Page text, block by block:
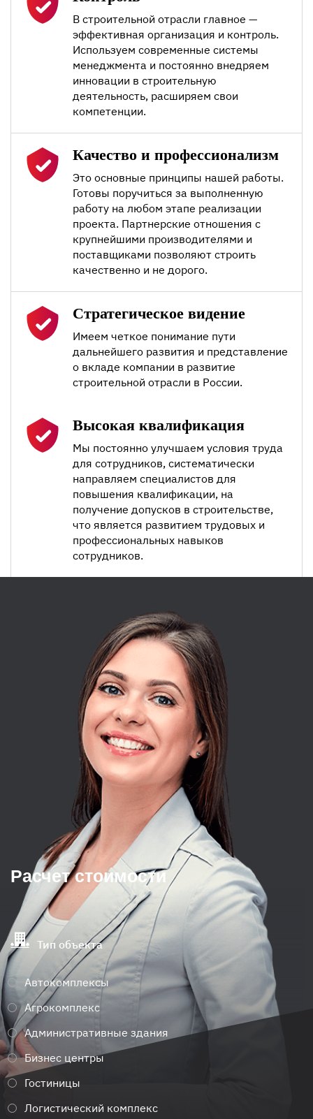
В строительной отрасли главное —
эффективная организация и контроль.
Используем современные системы
менеджмента и постоянно внедряем
инновации в строительную
деятельность, расширяем свои
компетенции.
Качество и профессионализм
Это основные принципы нашей работы.
Готовы поручиться за выполненную
работу на любом этапе реализации
проекта. Партнерские отношения с
крупнейшими производителями и
поставщиками позволяют строить
качественно и не дорого.
Стратегическое видение
Имеем четкое понимание пути
дальнейшего развития и представление
о вкладе компании в развитие
строительной отрасли в России.
Высокая квалификация
Мы постоянно улучшаем условия труда
для сотрудников, систематически
направляем специалистов для
повышения квалификации, на
получение допусков в строительстве,
что является развитием трудовых и
профессиональных навыков
сотрудников.
Расчет стоимости
Тип объекта
Автокомплексы
Агрокомплекс
Административные здания
Бизнес центры
Гостиницы
Логистический комплекс